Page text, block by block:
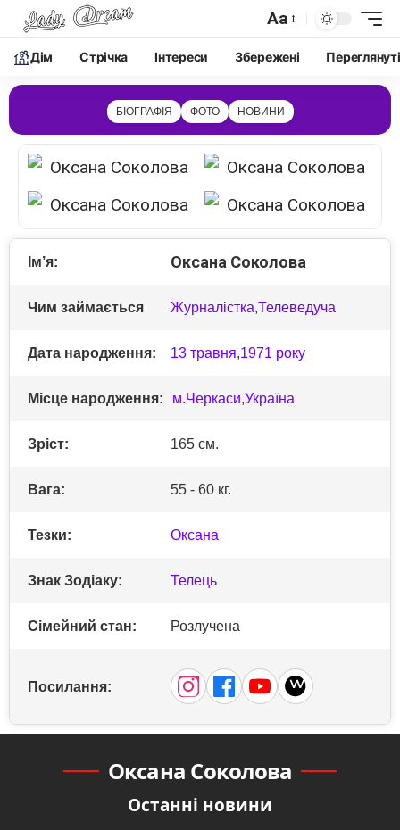
Aa
Дім Cтрічка Інтереси Збережені Переглянуті
БІОГРАФІЯ ФОТО НОВИНИ
Ім’я: Оксана Соколова
Чим займається Журналістка,Телеведуча
Дата народження: 13 травня,1971 року
Місце народження: м.Черкаси,Україна
Зріст: 165 см.
Вага: 55 - 60 кг.
Тезки: Оксана
Знак Зодіаку: Телець
Сімейний стан: Розлучена
Посилання:
Оксана Соколова
Останні новини